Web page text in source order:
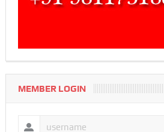
MEMBER LOGIN